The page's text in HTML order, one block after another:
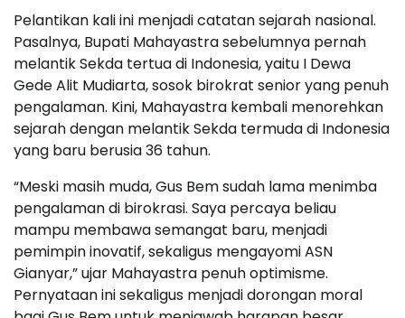
Pelantikan kali ini menjadi catatan sejarah nasional.
Pasalnya, Bupati Mahayastra sebelumnya pernah
melantik Sekda tertua di Indonesia, yaitu I Dewa
Gede Alit Mudiarta, sosok birokrat senior yang penuh
pengalaman. Kini, Mahayastra kembali menorehkan
sejarah dengan melantik Sekda termuda di Indonesia
yang baru berusia 36 tahun.
“Meski masih muda, Gus Bem sudah lama menimba
pengalaman di birokrasi. Saya percaya beliau
mampu membawa semangat baru, menjadi
pemimpin inovatif, sekaligus mengayomi ASN
Gianyar,” ujar Mahayastra penuh optimisme.
Pernyataan ini sekaligus menjadi dorongan moral